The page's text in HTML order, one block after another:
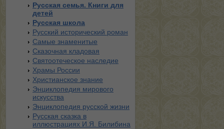
Русская семья. Книги для
детей
Русская школа
Русский исторический роман
Самые знаменитые
Сказочная кладовая
Святоотеческое наследие
Храмы России
Христианское знание
Энциклопедия мирового
искусства
Энциклопедия русской жизни
Русская сказка в
иллюстрациях И.Я. Билибина